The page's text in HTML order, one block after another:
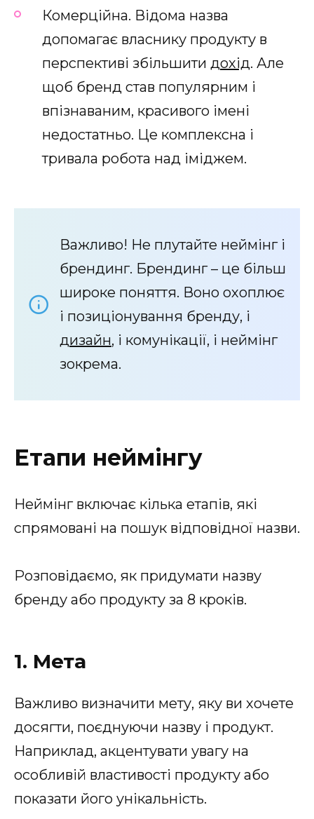
Комерційна. Відома назва
допомагає власнику продукту в
перспективі збільшити дохід. Але
щоб бренд став популярним і
впізнаваним, красивого імені
недостатньо. Це комплексна і
тривала робота над іміджем.
Важливо! Не плутайте неймінг і
брендинг. Брендинг – це більш
широке поняття. Воно охоплює
і позиціонування бренду, і
дизайн, і комунікації, і неймінг
зокрема.
Етапи неймінгу
Неймінг включає кілька етапів, які
спрямовані на пошук відповідної назви.
Розповідаємо, як придумати назву
бренду або продукту за 8 кроків.
1. Мета
Важливо визначити мету, яку ви хочете
досягти, поєднуючи назву і продукт.
Наприклад, акцентувати увагу на
особливій властивості продукту або
показати його унікальність.